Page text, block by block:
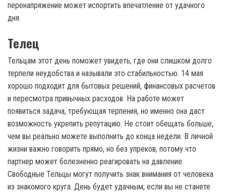
перенапряжение может испортить впечатление от удачного
дня.
Телец
Тельцам этот день поможет увидеть, где они слишком долго
терпели неудобства и называли это стабильностью. 14 мая
хорошо подходит для бытовых решений, финансовых расчетов
и пересмотра привычных расходов. На работе может
появиться задача, требующая терпения, но именно она даст
возможность укрепить репутацию. Не стоит обещать больше,
чем вы реально можете выполнить до конца недели. В личной
жизни важно говорить прямо, но без упреков, потому что
партнер может болезненно реагировать на давление.
Свободные Тельцы могут получить знак внимания от человека
из знакомого круга. День будет удачным, если вы не станете